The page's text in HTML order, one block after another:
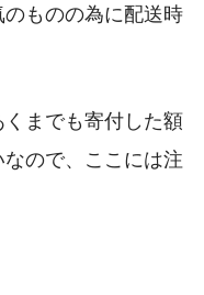
ものの為に配送時
までも寄付した額
ので、ここには注